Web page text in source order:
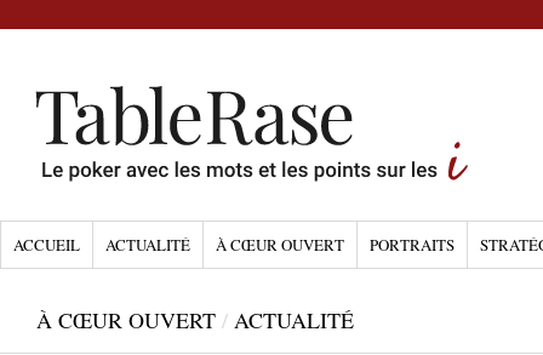
ACCUEIL ACTUALITÉ À CŒUR OUVERT PORTRAITS
À CŒUR OUVERT / ACTUALITÉ